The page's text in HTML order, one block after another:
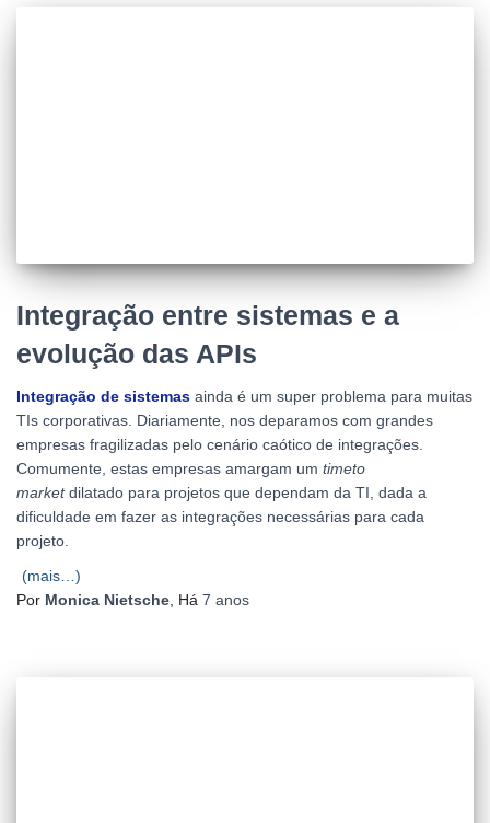
Integração entre sistemas e a
evolução das APIs
Integração de sistemas ainda é um super problema para muitas
TIs corporativas. Diariamente, nos deparamos com grandes
empresas fragilizadas pelo cenário caótico de integrações.
Comumente, estas empresas amargam um timeto
marketdilatado para projetos que dependam da TI, dada a
dificuldade em fazer as integrações necessárias para cada
projeto.
(mais…)
Por Monica Nietsche , Há 7 anos